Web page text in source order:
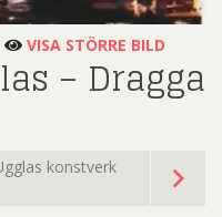
VISA STÖRRE BILD
– Dragga
konstverk